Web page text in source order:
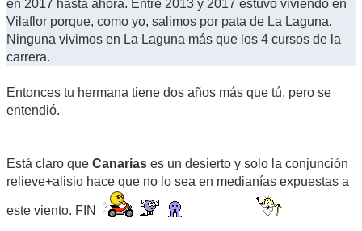
en 2017 hasta ahora. Entre 2013 y 2017 estuvo viviendo en
Vilaflor porque, como yo, salimos por pata de La Laguna.
Ninguna vivimos en La Laguna más que los 4 cursos de la
carrera.
Entonces tu hermana tiene dos años más que tú, pero se
entendió.
Está claro que Canarias es un desierto y solo la conjunción
relieve+alisio hace que no lo sea en medianías expuestas a
este viento. FIN